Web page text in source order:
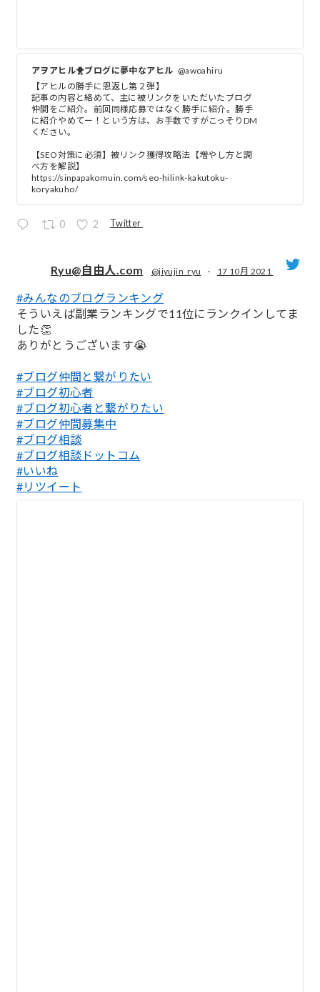
アヲアヒル🐥ブログに夢中なアヒル @awoahiru
【アヒルの勝手に恩返し第２弾】
記事の内容と絡めて、主に被リンクをいただいたブログ
仲間をご紹介。前回同様応募ではなく勝手に紹介。勝手
に紹介やめてー！という方は、お手数ですがこっそりDM
ください。
【SEO対策に必須】被リンク獲得攻略法【増やし方と調
べ方を解説】
https://sinpapakomuin.com/seo-hilink-kakutoku-
koryakuho/
0 2 Twitter
;
Ryu@自由人.com @jiyujin_ryu · 17 10月 2021
#みんなのブログランキング
そういえば副業ランキングで11位にランクインしてま
した👏
ありがとうございます😭
#ブログ仲間と繋がりたい
#ブログ初心者
#ブログ初心者と繋がりたい
#ブログ仲間募集中
#ブログ相談
#ブログ相談ドットコム
#いいね
#リツイート